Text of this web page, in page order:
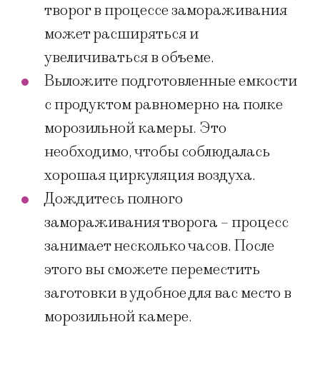
творог в процессе замораживания
может расширяться и
увеличиваться в объеме.
Выложите подготовленные емкости
с продуктом равномерно на полке
морозильной камеры. Это
необходимо, чтобы соблюдалась
хорошая циркуляция воздуха.
Дождитесь полного
замораживания творога – процесс
занимает несколько часов. После
этого вы сможете переместить
заготовки в удобное для вас место в
морозильной камере.